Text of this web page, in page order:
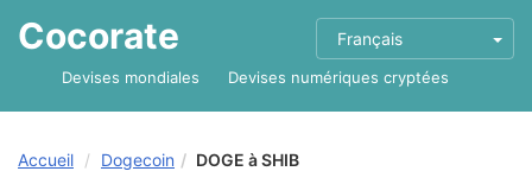
Cocorate Français
Devises mondiales Devises numériques cryptées
Accueil Dogecoin DOGE à SHIB